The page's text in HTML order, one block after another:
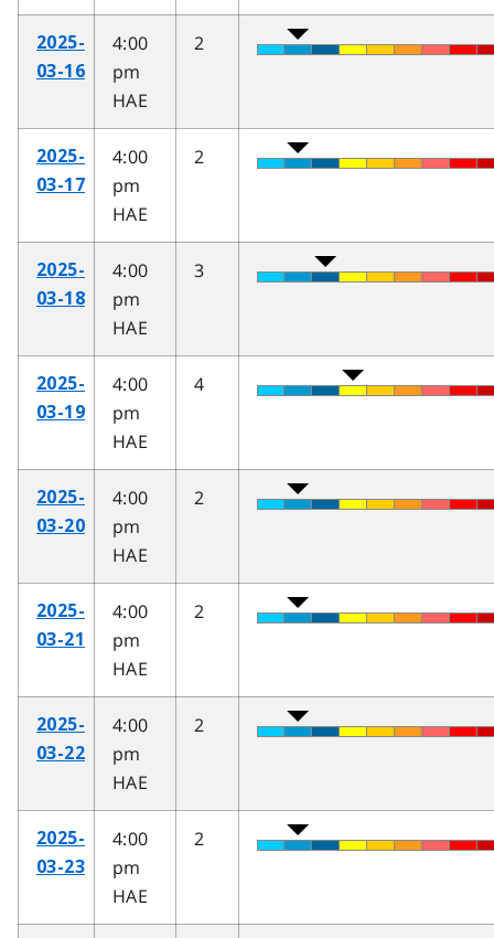
2025-
03-16
4:00
pm
HAE
2
2025-
03-17
4:00
pm
HAE
2
2025-
03-18
4:00
pm
HAE
3
2025-
03-19
4:00
pm
HAE
4
2025-
03-20
4:00
pm
HAE
2
2025-
03-21
4:00
pm
HAE
2
2025-
03-22
4:00
pm
HAE
2
2025-
03-23
4:00
pm
HAE
2